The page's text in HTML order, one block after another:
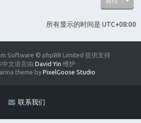
所有显示的时间是 UTC+08:00
Software © phpBB Limited 提供支持
中文语言由 David Yin 维护
theme by PixelGoose Studio
联系我们